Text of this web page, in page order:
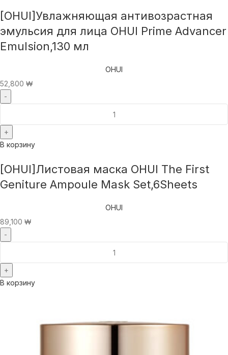
[OHUI]Увлажняющая антивозрастная
эмульсия для лица OHUI Prime Advancer
Emulsion,130 мл
OHUI
52,800 ₩
В корзину
[OHUI]Листовая маска OHUI The First
Geniture Ampoule Mask Set,6Sheets
OHUI
89,100 ₩
В корзину